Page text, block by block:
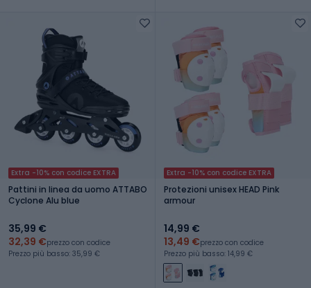
Extra -10% con codice EXTRA
Pattini in linea da uomo ATTABO
Cyclone Alu blue
35,99 €
32,39 €prezzo con codice
Prezzo più basso: 35,99 €
Extra -10% con codice EXTRA
Protezioni unisex HEAD Pink
armour
14,99 €
13,49 €prezzo con codice
Prezzo più basso: 14,99 €